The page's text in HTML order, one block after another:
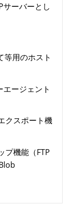
サーバーとし
等用のホスト
ージェント
クスポート機
プ機能（FTP